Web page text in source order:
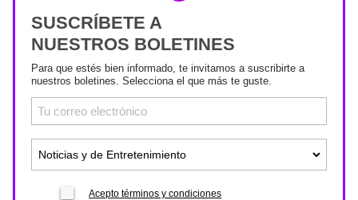
SUSCRÍBETE A
NUESTROS BOLETINES
Para que estés bien informado, te invitamos a suscribirte a
nuestros boletines. Selecciona el que más te guste.
Acepto términos y condiciones